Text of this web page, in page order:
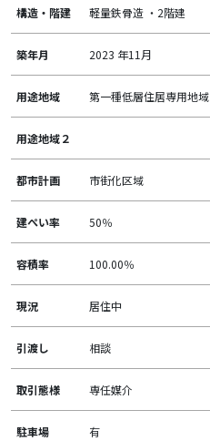
構造・階建 軽量鉄骨造 ・2階建
築年月 2023 年11月
用途地域 第一種低層住居専用地域
用途地域２
都市計画 市街化区域
建ぺい率 50％
容積率 100.00％
現況 居住中
引渡し 相談
取引態様 専任媒介
駐車場 有